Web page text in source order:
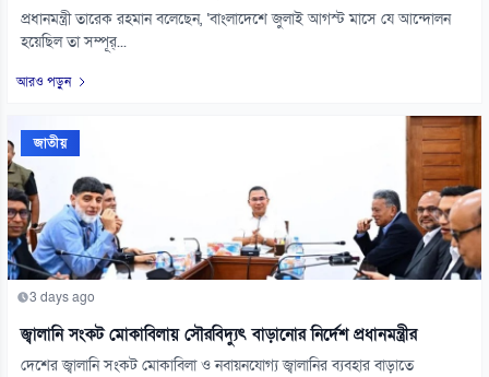
প্রধানমন্ত্রী তারেক রহমান বলেছেন, ‘বাংলাদেশে জুলাই আগস্ট মাসে যে আন্দোলন
হয়েছিল তা সম্পূর্...
আরও পড়ুন
জাতীয়
3 days ago
জ্বালানি সংকট মোকাবিলায় সৌরবিদ্যুৎ বাড়ানোর নির্দেশ প্রধানমন্ত্রীর
দেশের জ্বালানি সংকট মোকাবিলা ও নবায়নযোগ্য জ্বালানির ব্যবহার বাড়াতে